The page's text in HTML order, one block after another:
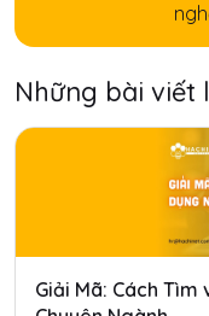
Những bài viết
Giải Mã: Cách Tìm